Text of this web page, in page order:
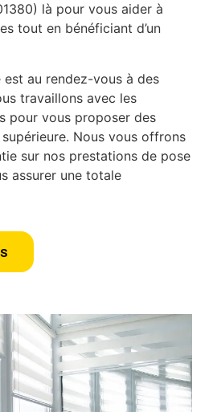
là pour vous aider à
tout en bénéficiant d’un
est au rendez-vous à des
travaillons avec les
pour vous proposer des
Nous vous offrons
sur nos prestations de pose
assurer une totale